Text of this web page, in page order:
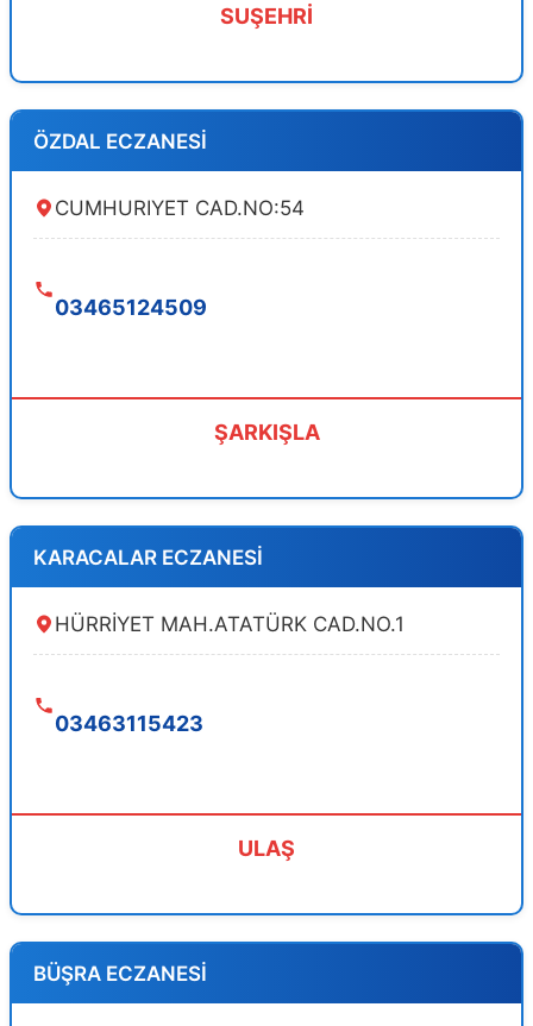
SUŞEHRİ
ÖZDAL ECZANESİ
CUMHURIYET CAD.NO:54
03465124509
ŞARKIŞLA
KARACALAR ECZANESİ
HÜRRİYET MAH.ATATÜRK CAD.NO.1
03463115423
ULAŞ
BÜŞRA ECZANESİ